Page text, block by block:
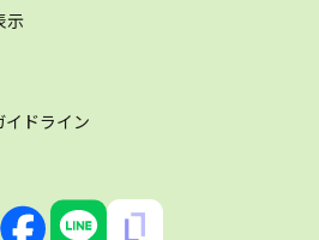
示
イドライン